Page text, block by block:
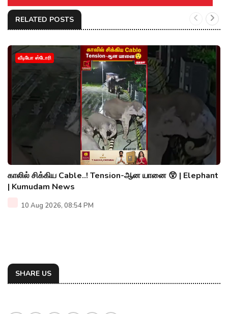
RELATED POSTS
வீடியோ ஸ்டோரி
காலில் சிக்கிய Cable..! Tension-ஆன யானை 😲 | Elephant
| Kumudam News
10 Aug 2026, 08:54 PM
SHARE US